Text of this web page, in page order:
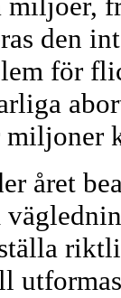
den
för
året